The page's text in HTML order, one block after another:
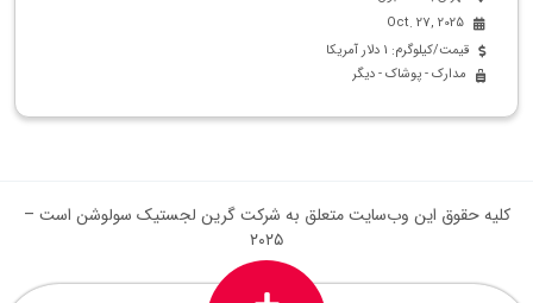
Oct. 27, 2025
قیمت/کیلوگرم: 1 دلار آمریکا
مدارک - پوشاک - دیگر
کلیه حقوق این وب‌سایت متعلق به شرکت گرین لجستیک سولوشن است –
۲۰۲۵